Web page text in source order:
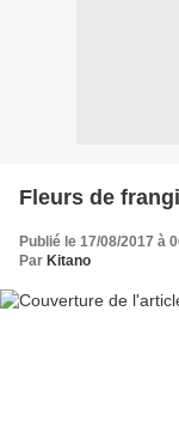
Fleurs de
Publié le 17/08/2017 à
Par Kitano